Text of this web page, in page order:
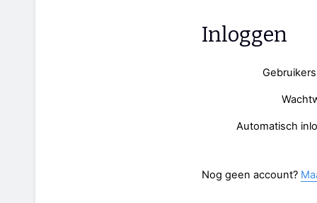
Inloggen
Automatisch
Nog geen account?